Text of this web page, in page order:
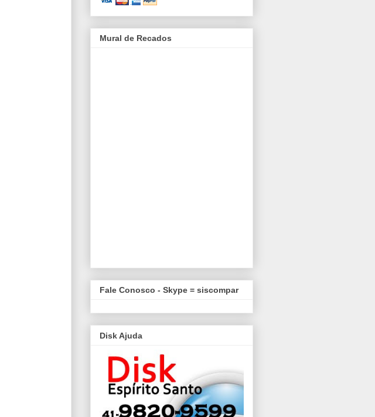
Mural de Recados
Fale Conosco - Skype = siscompar
Disk Ajuda